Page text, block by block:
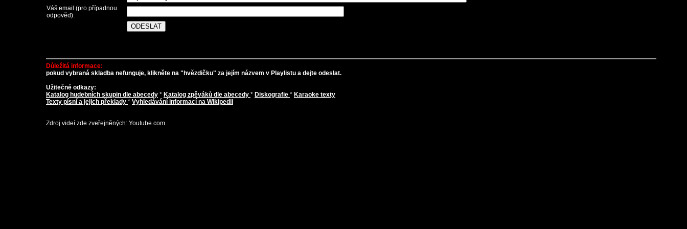
Váš email (pro případnou
odpověď):
Důležitá informace:
pokud vybraná skladba nefunguje, klikněte na "hvězdičku" za jejím názvem v Playlistu a dejte odeslat.
Užitečné odkazy:
Katalog hudebních skupin dle abecedy * Katalog zpěváků dle abecedy * Diskografie * Karaoke texty
Texty písní a jejich překlady * Vyhledávání informací na Wikipedii
Zdroj videí zde zveřejněných: Youtube.com